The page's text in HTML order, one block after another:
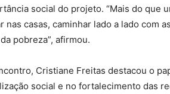
social do projeto. “Mais do que
nas casas, caminhar lado a lado com
pobreza”, afirmou.
Cristiane Freitas destacou o
social e no fortalecimento das